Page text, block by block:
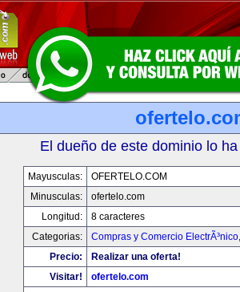
El dueño de este dominio lo
Mayusculas:
OFERTELO.COM
Minusculas:
ofertelo.com
Longitud:
8 caracteres
Categorias:
Compras y Comercio ElectrÃ³nico
Precio:
Realizar una oferta!
Visitar!
ofertelo.com